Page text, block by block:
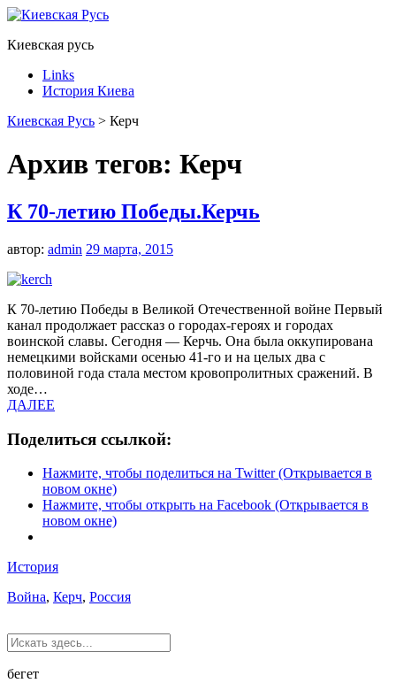
Киевская русь
Links
История Киева
Киевская Русь > Керч
Архив тегов: Керч
К 70-летию Победы.Керчь
автор: admin 29 марта, 2015
К 70-летию Победы в Великой Отечественной войне Первый
канал продолжает рассказ о городах-героях и городах
воинской славы. Сегодня — Керчь. Она была оккупирована
немецкими войсками осенью 41-го и на целых два с
половиной года стала местом кровопролитных сражений. В
ходе…
ДАЛЕЕ
Поделиться ссылкой:
Нажмите, чтобы поделиться на Twitter (Открывается в
новом окне)
Нажмите, чтобы открыть на Facebook (Открывается в
новом окне)
История
Война, Керч, Россия
бегет